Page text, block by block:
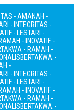
- AMANAH -
- INTEGRITAS -
- LESTARI -
- INOVATIF -
- RAMAH -
BERTAKWA -
-
- INTEGRITAS -
- LESTARI -
- INOVATIF -
- RAMAH -
BERTAKWA -